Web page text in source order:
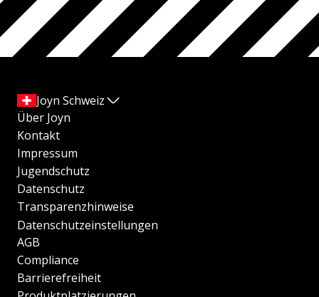
Joyn Schweiz
Über Joyn
Kontakt
Impressum
Jugendschutz
Datenschutz
Transparenzhinweise
Datenschutzeinstellungen
AGB
Compliance
Barrierefreiheit